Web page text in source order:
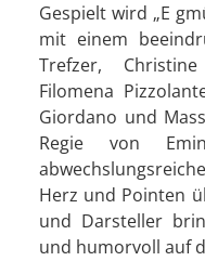
Gespielt wird „E
mit einem
Trefzer,
Filomena
Giordano und
Regie von
Herz und Pointen
und Darsteller
und humorvoll auf